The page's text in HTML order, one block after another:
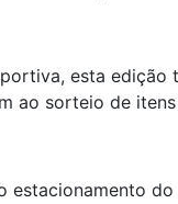
esta
ao sorteio de
estacionamento